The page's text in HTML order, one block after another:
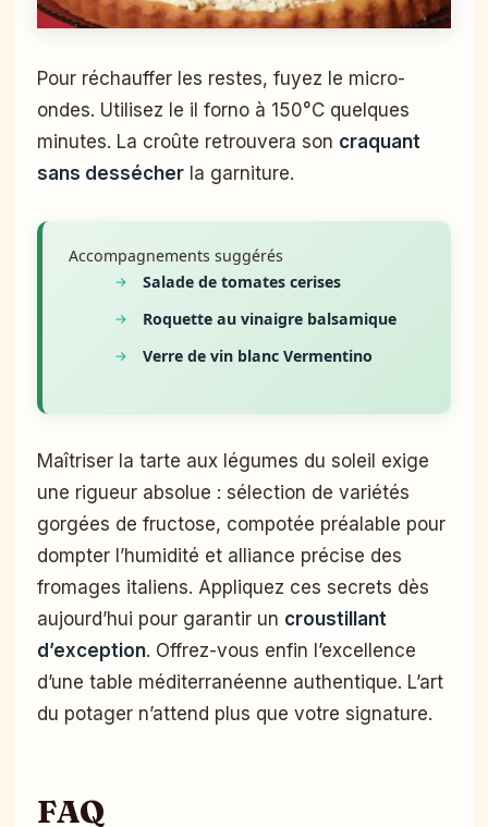
Pour réchauffer les restes, fuyez le micro-
ondes. Utilisez le il forno à 150°C quelques
minutes. La croûte retrouvera son craquant
sans dessécher la garniture.
Accompagnements suggérés
Salade de tomates cerises
Roquette au vinaigre balsamique
Verre de vin blanc Vermentino
Maîtriser la tarte aux légumes du soleil exige
une rigueur absolue : sélection de variétés
gorgées de fructose, compotée préalable pour
dompter l’humidité et alliance précise des
fromages italiens. Appliquez ces secrets dès
aujourd’hui pour garantir un croustillant
d’exception. Offrez-vous enfin l’excellence
d’une table méditerranéenne authentique. L’art
du potager n’attend plus que votre signature.
FAQ